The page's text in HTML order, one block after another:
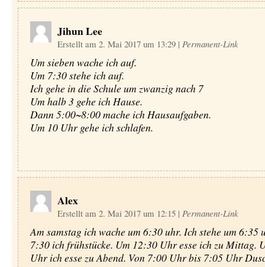
Jihun Lee
Erstellt am 2. Mai 2017 um 13:29 | Permanent-Link
Um sieben wache ich auf.
Um 7:30 stehe ich auf.
Ich gehe in die Schule um zwanzig nach 7
Um halb 3 gehe ich Hause.
Dann 5:00~8:00 mache ich Hausaufgaben.
Um 10 Uhr gehe ich schlafen.
Alex
Erstellt am 2. Mai 2017 um 12:15 | Permanent-Link
Am samstag ich wache um 6:30 uhr. Ich stehe um 6:35
7:30 ich frühstücke. Um 12:30 Uhr esse ich zu Mittag.
Uhr ich esse zu Abend. Von 7:00 Uhr bis 7:05 Uhr